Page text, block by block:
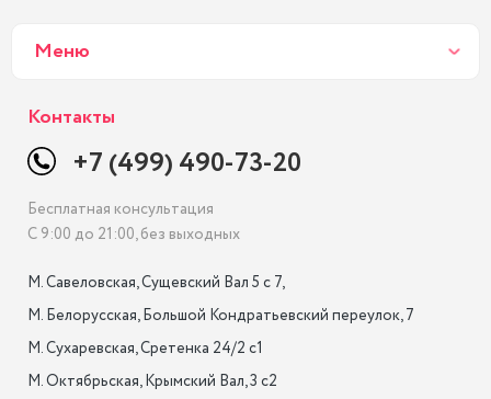
Меню
Контакты
+7 (499) 490-73-20
Бесплатная консультация
С 9:00 до 21:00, без выходных
М. Савеловская, Сущевский Вал 5 с 7,
М. Белорусская, Большой Кондратьевский переулок, 7
М. Сухаревская, Сретенка 24/2 с1
М. Октябрьская, Крымский Вал, 3 с2